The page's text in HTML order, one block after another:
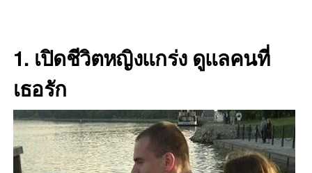
1. เปิดชีวิตหญิงแกร่ง ดูแลคนที่
เธอรัก